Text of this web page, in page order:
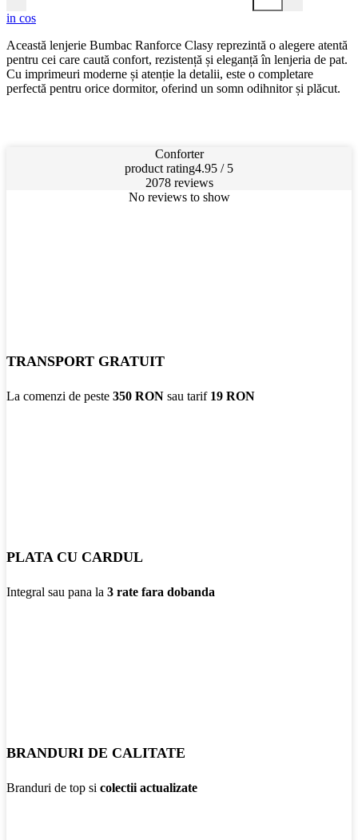
in cos
Această lenjerie Bumbac Ranforce Clasy reprezintă o alegere atentă
pentru cei care caută confort, rezistență și eleganță în lenjeria de pat.
Cu imprimeuri moderne și atenție la detalii, este o completare
perfectă pentru orice dormitor, oferind un somn odihnitor și plăcut.
Conforter
product rating4.95 / 5
2078 reviews
No reviews to show
TRANSPORT GRATUIT
La comenzi de peste 350 RON sau tarif 19 RON
PLATA CU CARDUL
Integral sau pana la 3 rate fara dobanda
BRANDURI DE CALITATE
Branduri de top si colectii actualizate